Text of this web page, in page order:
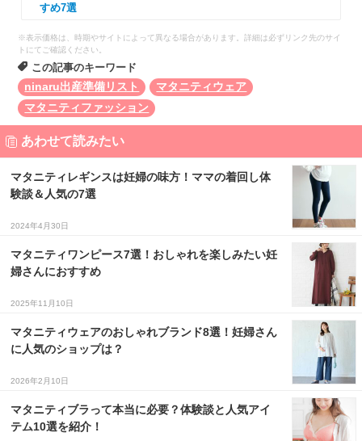
すめ7選
※表示価格は、時期やサイトによって異なる場合があります。詳細は必ずリンク先のサイ
トにてご確認ください。
この記事のキーワード
ninaru出産準備リスト
マタニティウェア
マタニティファッション
あわせて読みたい
マタニティレギンスは妊婦の味方！ママの着回し体
験談＆人気の7選
2024年4月30日
マタニティワンピース7選！おしゃれを楽しみたい妊
婦さんにおすすめ
2025年11月10日
マタニティウェアのおしゃれブランド8選！妊婦さん
に人気のショップは？
2026年2月10日
マタニティブラって本当に必要？体験談と人気アイ
テム10選を紹介！